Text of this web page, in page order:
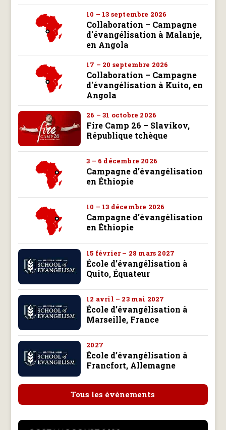
10 – 13 septembre 2026
Collaboration – Campagne
d'évangélisation à Malanje,
en Angola
17 – 20 septembre 2026
Collaboration – Campagne
d'évangélisation à Kuito, en
Angola
26 – 31 octobre 2026
Fire Camp 26 – Slavíkov,
République tchèque
3 – 6 décembre 2026
Campagne d’évangélisation
en Éthiopie
10 – 13 décembre 2026
Campagne d’évangélisation
en Éthiopie
15 février – 28 mars 2027
École d’évangélisation à
Quito, Équateur
12 avril – 23 mai 2027
École d’évangélisation à
Marseille, France
2027
École d’évangélisation à
Francfort, Allemagne
Tous les événements